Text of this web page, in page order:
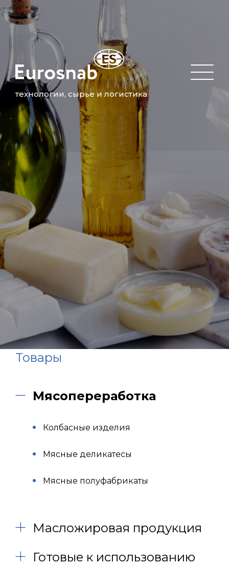
технологии, сырье и логистика
Товары
Мясопереработка
Колбасные изделия
Мясные деликатесы
Мясные полуфабрикаты
Масложировая продукция
Готовые к использованию